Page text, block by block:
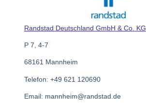
Randstad Deutschland GmbH & Co. KG
P 7, 4-7
68161 Mannheim
Telefon: +49 621 120690
Email: mannheim@randstad.de